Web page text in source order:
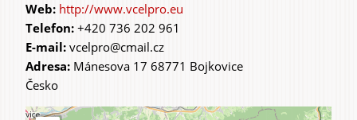
http://www.vcelpro.eu
Telefon: +420 736 202 961
E-mail: vcelpro@cmail.cz
Adresa: Mánesova 17 68771 Bojkovice
Česko